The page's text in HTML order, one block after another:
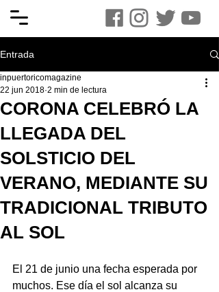
Entrada
CORONA CELEBRÓ LA
LLEGADA DEL
SOLSTICIO DEL
VERANO, MEDIANTE SU
TRADICIONAL TRIBUTO
AL SOL
inpuertoricomagazine
22 jun 2018 2 min de lectura
El 21 de junio una fecha esperada por
muchos. Ese día el sol alcanza su